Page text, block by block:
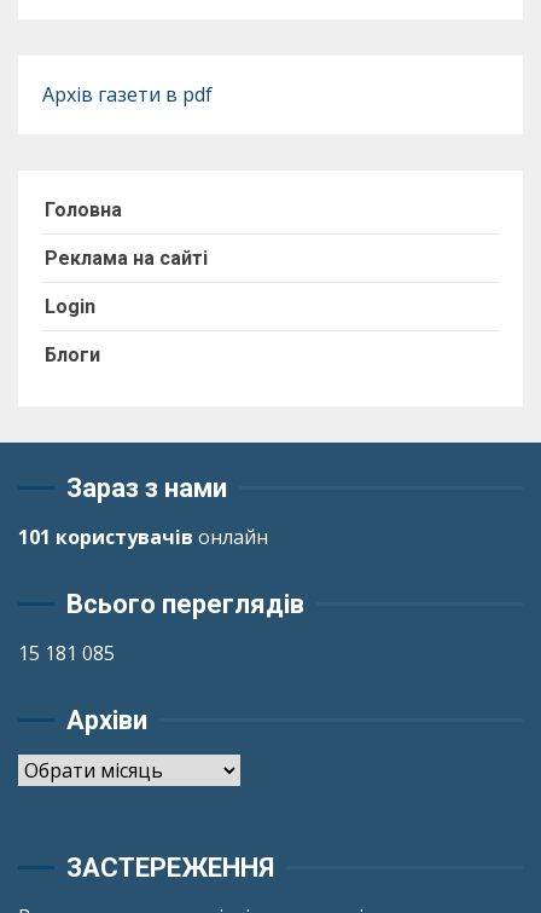
Архів газети в pdf
Головна
Реклама на сайті
Login
Блоги
Зараз з нами
101 користувачів онлайн
Всього переглядів
15 181 085
Архіви
Архіви
ЗАСТЕРЕЖЕННЯ